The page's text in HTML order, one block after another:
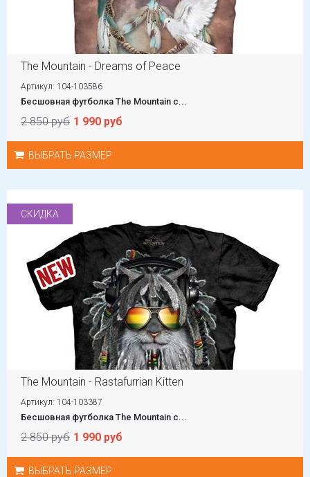
The Mountain - Dreams of Peace
Артикул: 104-103586
Бесшовная футболка The Mountain с...
2 850 руб 1 990 руб
ВЫБРАТЬ РАЗМЕР
СКИДКА
The Mountain - Rastafurrian Kitten
Артикул: 104-103387
Бесшовная футболка The Mountain с...
2 850 руб 1 990 руб
ВЫБРАТЬ РАЗМЕР